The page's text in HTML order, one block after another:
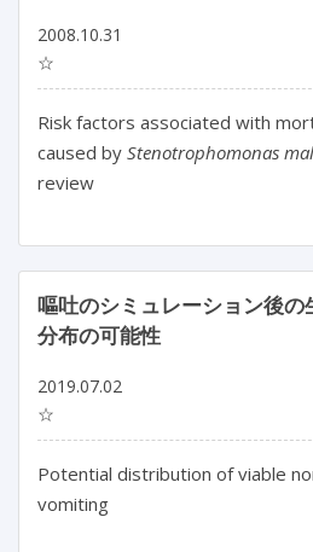
2008.10.31
☆
Risk factors associated with
caused by Stenotrophomonas
review
嘔吐のシミュレーション後
分布の可能性
2019.07.02
☆
Potential distribution of viable
vomiting